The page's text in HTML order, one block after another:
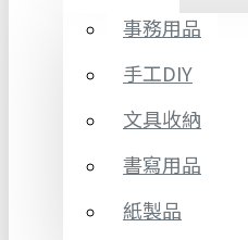
事務用品
手工DIY
文具收納
書寫用品
紙製品